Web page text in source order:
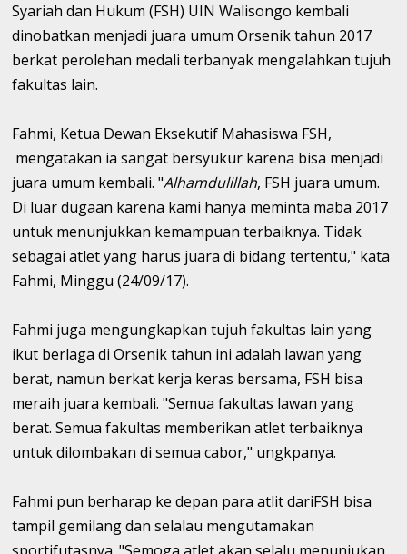
Syariah dan Hukum (FSH) UIN Walisongo kembali
dinobatkan menjadi juara umum Orsenik tahun 2017
berkat perolehan medali terbanyak mengalahkan tujuh
fakultas lain.
Fahmi, Ketua Dewan Eksekutif Mahasiswa FSH,
mengatakan ia sangat bersyukur karena bisa menjadi
juara umum kembali. "Alhamdulillah, FSH juara umum.
Di luar dugaan karena kami hanya meminta maba 2017
untuk menunjukkan kemampuan terbaiknya. Tidak
sebagai atlet yang harus juara di bidang tertentu," kata
Fahmi, Minggu (24/09/17).
Fahmi juga mengungkapkan tujuh fakultas lain yang
ikut berlaga di Orsenik tahun ini adalah lawan yang
berat, namun berkat kerja keras bersama, FSH bisa
meraih juara kembali. "Semua fakultas lawan yang
berat. Semua fakultas memberikan atlet terbaiknya
untuk dilombakan di semua cabor," ungkpanya.
Fahmi pun berharap ke depan para atlit dariFSH bisa
tampil gemilang dan selalau mengutamakan